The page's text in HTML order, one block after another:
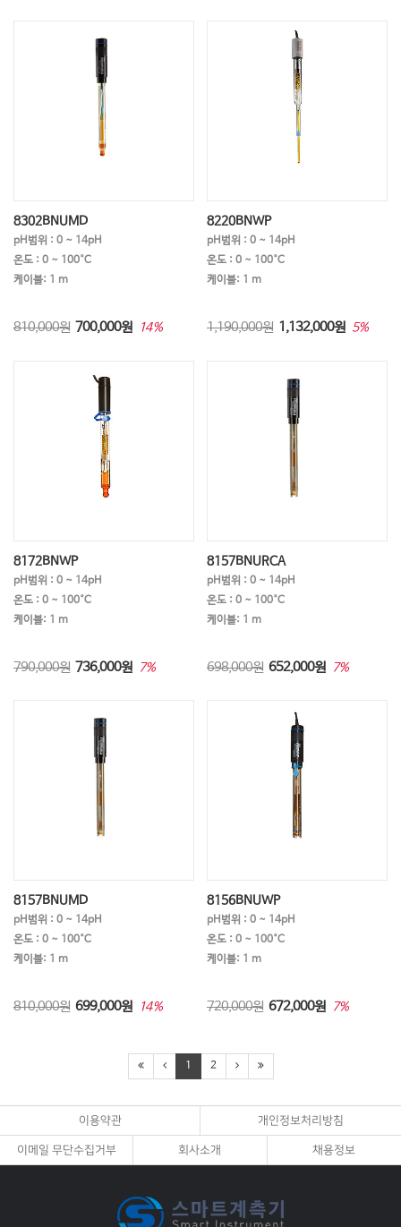
8302BNUMD
pH범위 : 0 ~ 14pH
온도 : 0 ~ 100°C
케이블: 1 m
810,000원 700,000원 14%
8220BNWP
pH범위 : 0 ~ 14pH
온도 : 0 ~ 100°C
케이블: 1 m
1,190,000원 1,132,000원 5%
8172BNWP
pH범위 : 0 ~ 14pH
온도 : 0 ~ 100°C
케이블: 1 m
790,000원 736,000원 7%
8157BNURCA
pH범위 : 0 ~ 14pH
온도 : 0 ~ 100°C
케이블: 1 m
698,000원 652,000원 7%
8157BNUMD
pH범위 : 0 ~ 14pH
온도 : 0 ~ 100°C
케이블: 1 m
810,000원 699,000원 14%
8156BNUWP
pH범위 : 0 ~ 14pH
온도 : 0 ~ 100°C
케이블: 1 m
720,000원 672,000원 7%
1 2
이용약관 개인정보처리방침
이메일 무단수집거부 회사소개 채용정보